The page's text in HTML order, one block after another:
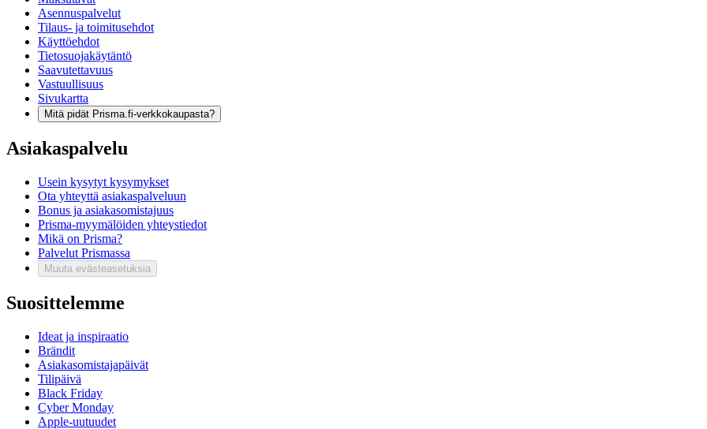
Asennuspalvelut
Tilaus- ja toimitusehdot
Käyttöehdot
Tietosuojakäytäntö
Saavutettavuus
Vastuullisuus
Sivukartta
Mitä pidät Prisma.fi-verkkokaupasta?
Asiakaspalvelu
Usein kysytyt kysymykset
Ota yhteyttä asiakaspalveluun
Bonus ja asiakasomistajuus
Prisma-myymälöiden yhteystiedot
Mikä on Prisma?
Palvelut Prismassa
Muuta evästeasetuksia
Suosittelemme
Ideat ja inspiraatio
Brändit
Asiakasomistajapäivät
Tilipäivä
Black Friday
Cyber Monday
Apple-uutuudet